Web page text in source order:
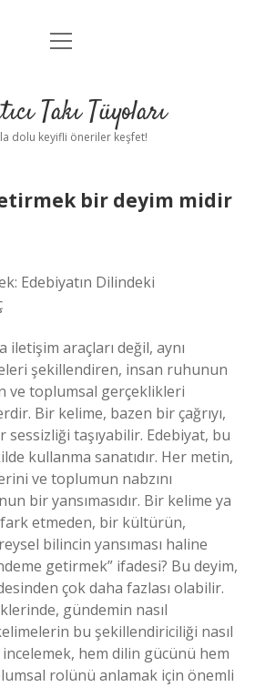
Anasayfa
Yasal Uyarı
menüyü
Takı Tüyoları
dolu keyifli öneriler keşfet!
bir deyim midir
Edebiyatın Dilindeki
iletişim araçları değil, aynı
şekillendiren, insan ruhunun
ve toplumsal gerçeklikleri
Bir kelime, bazen bir çağrıyı,
sessizliği taşıyabilir. Edebiyat, bu
kullanma sanatıdır. Her metin,
ve toplumun nabzını
bir yansımasıdır. Bir kelime ya
fark etmeden, bir kültürün,
bilincin yansıması haline
getirmek” ifadesi? Bu deyim,
çok daha fazlası olabilir.
gündemin nasıl
bu şekillendiriciliği nasıl
hem dilin gücünü hem
rolünü anlamak için önemli